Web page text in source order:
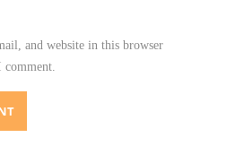
and website in this browser